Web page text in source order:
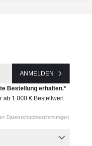
ANMELDEN
Bestellung erhalten.*
ab 1.000 € Bestellwert.
Datenschutzbestimmungen